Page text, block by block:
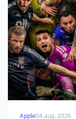
Apple04 aug. 2026